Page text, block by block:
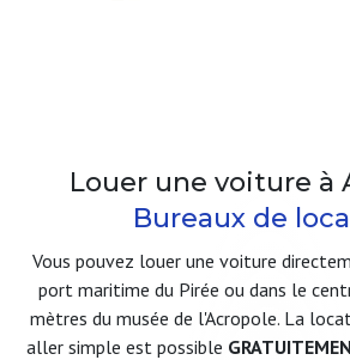
Louer une voiture à
Bureaux de
Vous pouvez louer une voiture
port maritime du Pirée ou dans le
mètres du musée de l'Acropole. La
aller simple est possible